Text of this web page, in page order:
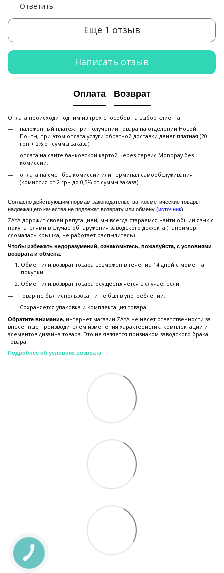
Ответить
Еще 1 отзыв
Написать отзыв
Оплата Возврат
Оплата происходит одним из трех способов на выбор клиента:
наложенный платеж при получении товара на отделении Новой
Почты, при этом оплата услуги обратной доставки денег платная (20
грн + 2% от суммы заказа);
оплата на сайте банковской картой через сервис Monopay без
комиссии;
оплата на счет без комиссии или терминал самообслуживания
(комиссия от 2 грн до 0,5% от суммы заказа).
Согласно действующим нормам законодательства, косметические товары
надлежащего качества не подлежат возврату или обмену (источник)
ZAYA дорожит своей репутацией, мы всегда стараемся найти общий язык с
покупателями в случае обнаружения заводского дефекта (например,
сломалась крышка, не работает распылитель).
Чтобы избежать недоразумений, ознакомьтесь, пожалуйста, с условиями
возврата и обмена.
Обмен или возврат товара возможен в течение 14 дней с момента
покупки.
Обмен или возврат товара осуществляется в случае, если:
Товар не был использован и не был в употреблении;
Сохраняется упаковка и комплектация товара.
Обратите внимание, интернет-магазин ZAYA не несет ответственности за
внесенные производителем изменения характеристик, комплектации и
элементов дизайна товара. Это не является признаком заводского брака
товара.
Подробнее об условиях возврата